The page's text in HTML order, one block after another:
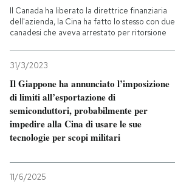
Il Canada ha liberato la direttrice finanziaria
dell'azienda, la Cina ha fatto lo stesso con due
canadesi che aveva arrestato per ritorsione
31/3/2023
Il Giappone ha annunciato l’imposizione
di limiti all’esportazione di
semiconduttori, probabilmente per
impedire alla Cina di usare le sue
tecnologie per scopi militari
11/6/2025